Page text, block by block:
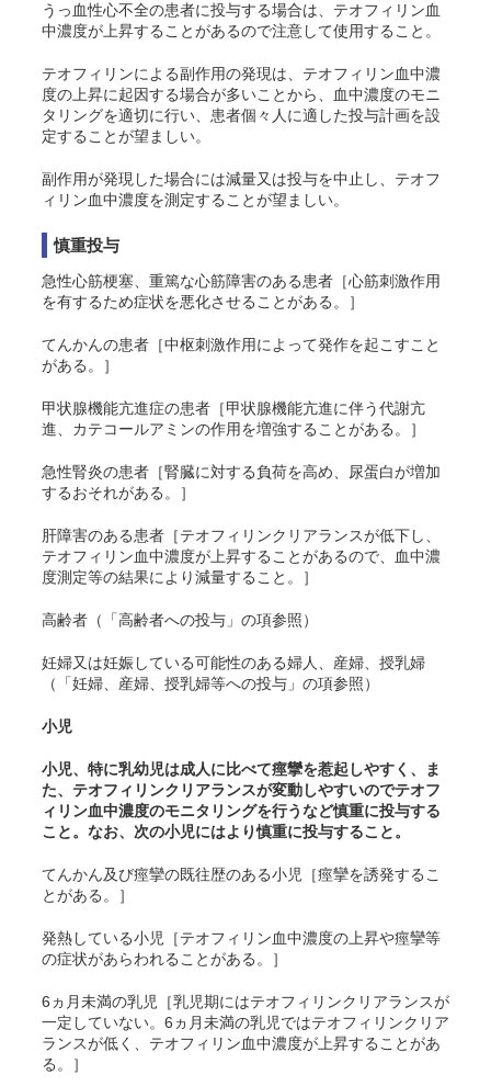
うっ血性心不全の患者に投与する場合は、テオフィリン血
中濃度が上昇することがあるので注意して使用すること。
テオフィリンによる副作用の発現は、テオフィリン血中濃
度の上昇に起因する場合が多いことから、血中濃度のモニ
タリングを適切に行い、患者個々人に適した投与計画を設
定することが望ましい。
副作用が発現した場合には減量又は投与を中止し、テオフ
ィリン血中濃度を測定することが望ましい。
慎重投与
急性心筋梗塞、重篤な心筋障害のある患者［心筋刺激作用
を有するため症状を悪化させることがある。］
てんかんの患者［中枢刺激作用によって発作を起こすこと
がある。］
甲状腺機能亢進症の患者［甲状腺機能亢進に伴う代謝亢
進、カテコールアミンの作用を増強することがある。］
急性腎炎の患者［腎臓に対する負荷を高め、尿蛋白が増加
するおそれがある。］
肝障害のある患者［テオフィリンクリアランスが低下し、
テオフィリン血中濃度が上昇することがあるので、血中濃
度測定等の結果により減量すること。］
高齢者（「高齢者への投与」の項参照）
妊婦又は妊娠している可能性のある婦人、産婦、授乳婦
（「妊婦、産婦、授乳婦等への投与」の項参照）
小児
小児、特に乳幼児は成人に比べて痙攣を惹起しやすく、ま
た、テオフィリンクリアランスが変動しやすいのでテオフ
ィリン血中濃度のモニタリングを行うなど慎重に投与する
こと。なお、次の小児にはより慎重に投与すること。
てんかん及び痙攣の既往歴のある小児［痙攣を誘発するこ
とがある。］
発熱している小児［テオフィリン血中濃度の上昇や痙攣等
の症状があらわれることがある。］
6ヵ月未満の乳児［乳児期にはテオフィリンクリアランスが
一定していない。6ヵ月未満の乳児ではテオフィリンクリア
ランスが低く、テオフィリン血中濃度が上昇することがあ
る。］